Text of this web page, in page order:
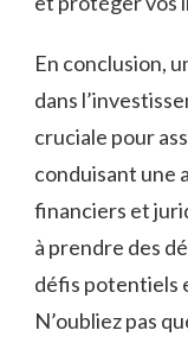
En conclusion,
dans
cruciale⁤ pour
conduisant une
financiers⁢ et
à prendre des
défis potentiels
N’oubliez pas